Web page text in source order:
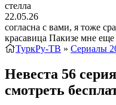
стелла
22.05.26
согласна с вами, я тоже
красавица Пакизе мне еще
ТуркРу-ТВ » Сериалы
Невеста 56
смотреть